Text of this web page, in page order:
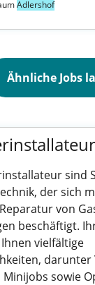
Adlershof
Ähnliche Jobs
sind
der sich
von
beschäftigt.
vielfältige
darunter
Minijobs sowie